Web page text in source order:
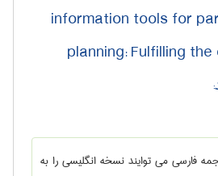
information tools for
planning: Fulfilling
:
فارسی می توایند نسخه انگلیسی را به